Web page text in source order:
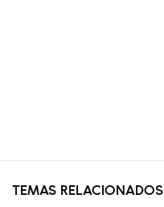
TEMAS RELACIONADOS